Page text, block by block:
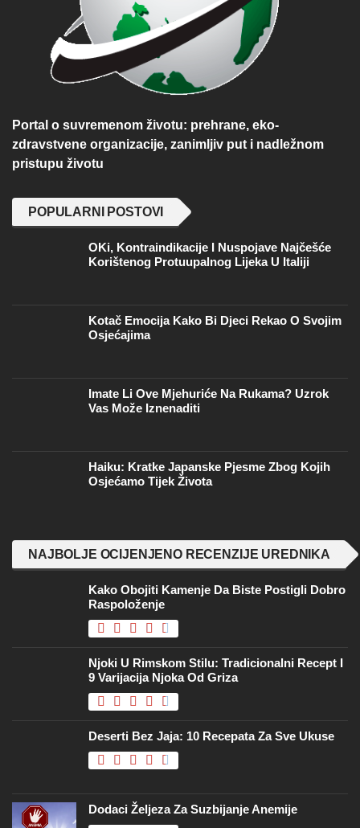
Portal o suvremenom životu: prehrane, eko-
zdravstvene organizacije, zanimljiv put i nadležnom
pristupu životu
POPULARNI POSTOVI
OKi, Kontraindikacije I Nuspojave Najčešće
Korištenog Protuupalnog Lijeka U Italiji
Kotač Emocija Kako Bi Djeci Rekao O Svojim
Osjećajima
Imate Li Ove Mjehuriće Na Rukama? Uzrok
Vas Može Iznenaditi
Haiku: Kratke Japanske Pjesme Zbog Kojih
Osjećamo Tijek Života
NAJBOLJE OCIJENJENO RECENZIJE UREDNIKA
Kako Obojiti Kamenje Da Biste Postigli Dobro
Raspoloženje
Njoki U Rimskom Stilu: Tradicionalni Recept I
9 Varijacija Njoka Od Griza
Deserti Bez Jaja: 10 Recepata Za Sve Ukuse
Dodaci Željeza Za Suzbijanje Anemije